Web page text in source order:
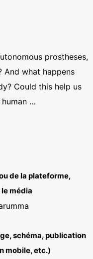
prostheses,
And what happens
Could this help us
…
de la plateforme,
média
schéma, publication
mobile, etc.)